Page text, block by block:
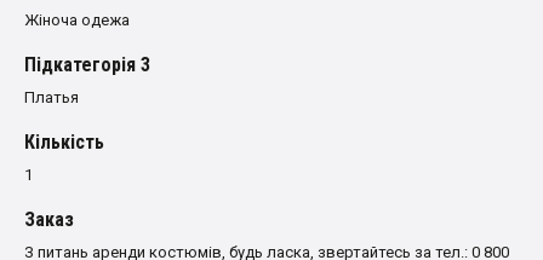
Жіноча одежа
Пiдкатегорiя 3
Платья
Кількість
1
Заказ
З питань аренди костюмів, будь ласка, звертайтесь за тел.: 0 800